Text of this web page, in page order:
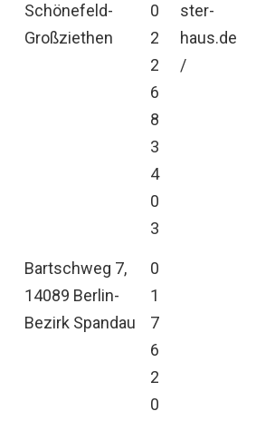
Schönefeld-
Großziethen
0
2
2
6
8
3
4
0
3
ster-
haus.de
/
Bartschweg 7,
14089 Berlin-
Bezirk Spandau
0
1
7
6
2
0